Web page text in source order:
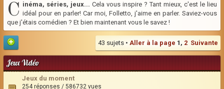
C inéma, séries, jeux... Cela vous inspire ? Tant mieux, c'est le lieu
idéal pour en parler! Car moi, Folletto, j'aime en parler. Saviez-vous
que j'étais comédien ? Et bien maintenant vous le savez !
43 sujets • Aller à la page 1 , 2 Suivante
Jeux Vidéo
Jeux du moment
254 réponses / 586732 vues